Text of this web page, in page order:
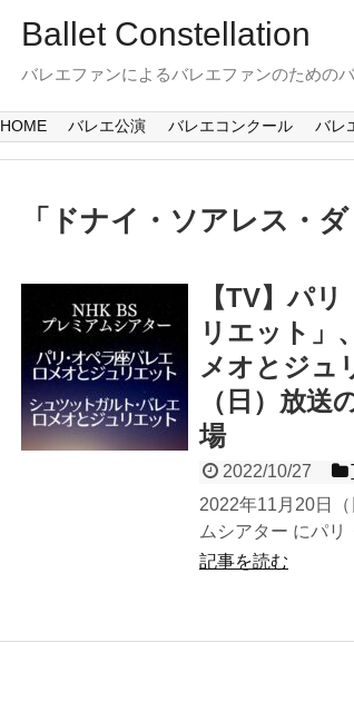
Ballet Constellation
バレエファンによるバレエファンのための
HOME バレエ公演 バレエコンクール バレ
「 ドナイ・ソアレス・
【TV】パ
リエット」
メオとジュ
（日）放
場
2022/10/27
2022年11月20日
ムシアター にパ
記事を読む